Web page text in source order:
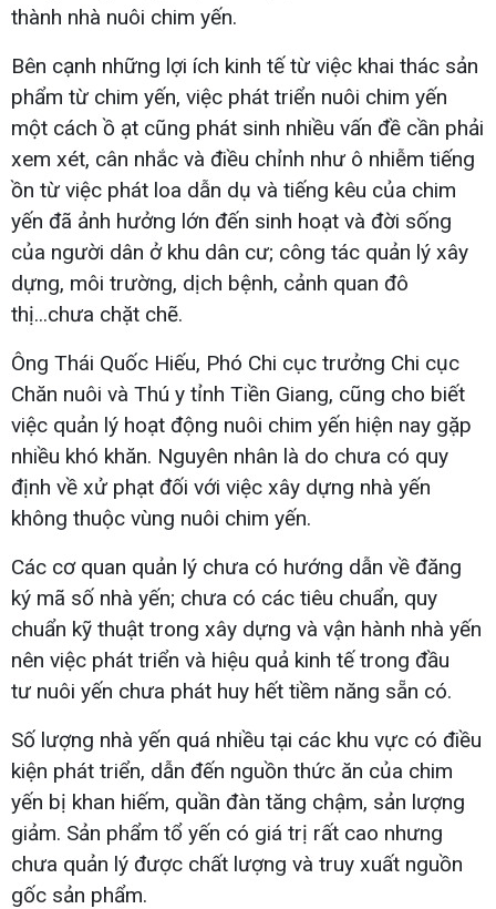
thành nhà nuôi chim yến.
Bên cạnh những lợi ích kinh tế từ việc khai thác sản
phẩm từ chim yến, việc phát triển nuôi chim yến
một cách ồ ạt cũng phát sinh nhiều vấn đề cần phải
xem xét, cân nhắc và điều chỉnh như ô nhiễm tiếng
ồn từ việc phát loa dẫn dụ và tiếng kêu của chim
yến đã ảnh hưởng lớn đến sinh hoạt và đời sống
của người dân ở khu dân cư; công tác quản lý xây
dựng, môi trường, dịch bệnh, cảnh quan đô
thị...chưa chặt chẽ.
Ông Thái Quốc Hiếu, Phó Chi cục trưởng Chi cục
Chăn nuôi và Thú y tỉnh Tiền Giang, cũng cho biết
việc quản lý hoạt động nuôi chim yến hiện nay gặp
nhiều khó khăn. Nguyên nhân là do chưa có quy
định về xử phạt đối với việc xây dựng nhà yến
không thuộc vùng nuôi chim yến.
Các cơ quan quản lý chưa có hướng dẫn về đăng
ký mã số nhà yến; chưa có các tiêu chuẩn, quy
chuẩn kỹ thuật trong xây dựng và vận hành nhà yến
nên việc phát triển và hiệu quả kinh tế trong đầu
tư nuôi yến chưa phát huy hết tiềm năng sẵn có.
Số lượng nhà yến quá nhiều tại các khu vực có điều
kiện phát triển, dẫn đến nguồn thức ăn của chim
yến bị khan hiếm, quần đàn tăng chậm, sản lượng
giảm. Sản phẩm tổ yến có giá trị rất cao nhưng
chưa quản lý được chất lượng và truy xuất nguồn
gốc sản phẩm.